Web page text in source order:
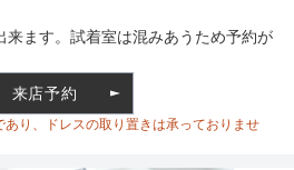
来ます。試着室は混みあうため予約が
来店予約
り、ドレスの取り置きは承っておりませ